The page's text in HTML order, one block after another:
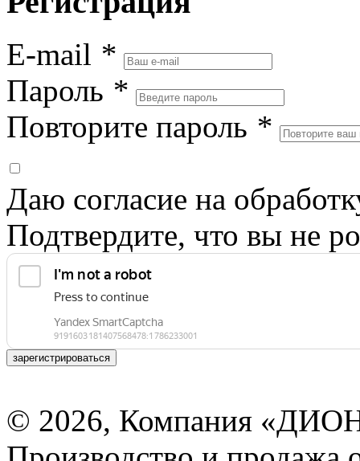
E-mail *
Пароль *
Повторите пароль *
Даю согласие на
Подтвердите, что вы не
зарегистрироваться
© 2026, Компания